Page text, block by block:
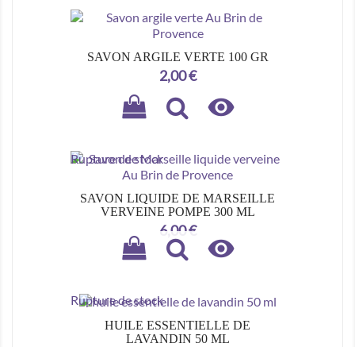
SAVON ARGILE VERTE 100 GR
Prix
2,00 €

Rupture de stock
SAVON LIQUIDE DE MARSEILLE
VERVEINE POMPE 300 ML
Prix
6,00 €

Rupture de stock
HUILE ESSENTIELLE DE
LAVANDIN 50 ML